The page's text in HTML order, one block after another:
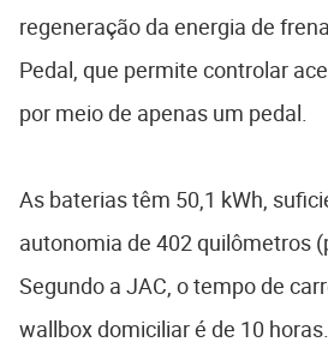
regeneração da energia de
Pedal, que permite controlar
por meio de apenas um pedal.
As baterias têm 50,1 kWh,
autonomia de 402 quilômetros
Segundo a JAC, o tempo de
wallbox domiciliar é de 10